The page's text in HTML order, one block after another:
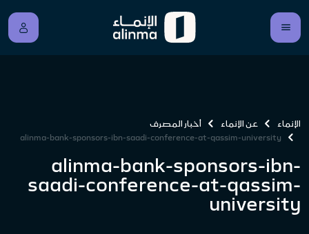
الإنماء عن الإنماء
أخبار المصرف
alinma-bank-sponsors-ibn-saadi-conference-at-qassim-university
alinma-bank-sponsors-ibn-
saadi-conference-at-qassim-
university